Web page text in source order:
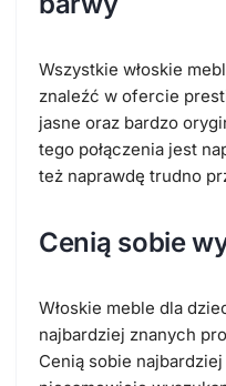
Wszystkie włoskie
znaleźć w ofercie
jasne oraz bardzo
tego połączenia jest
też naprawdę trudno
Cenią sobie
Włoskie meble dla
najbardziej znanych
Cenią sobie